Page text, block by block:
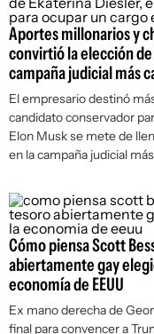
Aportes millonarios y
convirtió la elección
campaña judicial más
El empresario destinó
candidato conservador
Elon Musk se mete de
en la campaña judicial
Cómo piensa Scott
abiertamente gay
economía de EEUU
Ex mano derecha de
final para convencer a